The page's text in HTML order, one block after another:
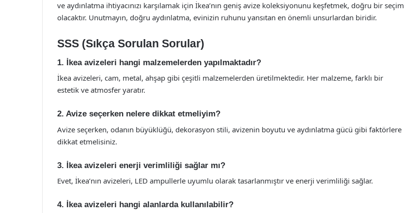
ve aydınlatma ihtiyacınızı karşılamak için İkea’nın geniş avize koleksiyonunu keşfetmek, doğru bir seçim
olacaktır. Unutmayın, doğru aydınlatma, evinizin ruhunu yansıtan en önemli unsurlardan biridir.
SSS (Sıkça Sorulan Sorular)
1. İkea avizeleri hangi malzemelerden yapılmaktadır?
İkea avizeleri, cam, metal, ahşap gibi çeşitli malzemelerden üretilmektedir. Her malzeme, farklı bir
estetik ve atmosfer yaratır.
2. Avize seçerken nelere dikkat etmeliyim?
Avize seçerken, odanın büyüklüğü, dekorasyon stili, avizenin boyutu ve aydınlatma gücü gibi faktörlere
dikkat etmelisiniz.
3. İkea avizeleri enerji verimliliği sağlar mı?
Evet, İkea’nın avizeleri, LED ampullerle uyumlu olarak tasarlanmıştır ve enerji verimliliği sağlar.
4. İkea avizeleri hangi alanlarda kullanılabilir?